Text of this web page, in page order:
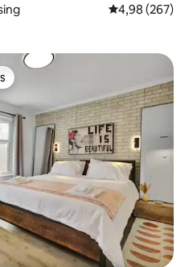
Évaluation
4,98 (267)
plus appréciés